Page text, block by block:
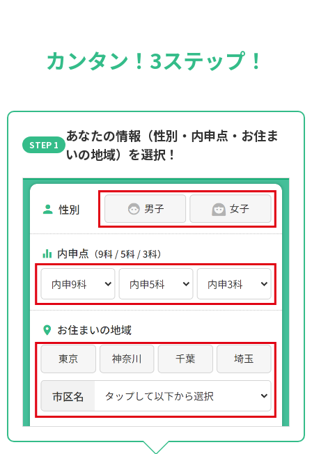
カンタン！3ステップ！
STEP 1
あなたの情報（性別・内申点・お住ま
いの地域）を選択！